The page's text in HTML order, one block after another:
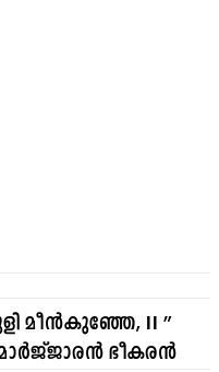
മീൻകുഞ്ഞേ, II ”
മാർജ്ജാരൻ ഭീകരൻ